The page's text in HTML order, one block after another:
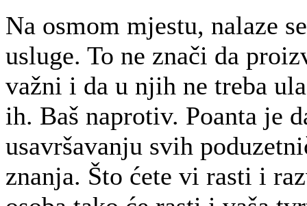
Na osmom mjestu, nalaze
usluge. To ne znači da
važni i da u njih ne treba
ih. Baš naprotiv. Poanta je
usavršavanju svih
znanja. Što ćete vi rasti i